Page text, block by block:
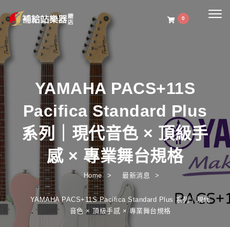
0
YAMAHA PACS+11S
Pacifica Standard Plus
系列｜現代音色 × 頂級手
感 × 專業舞台規格
Home 最新消息
YAMAHA PACS+11S Pacifica Standard Plus 系列｜現代
音色 × 頂級手感 × 專業舞台規格